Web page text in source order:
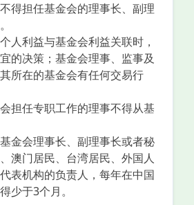
得担任基金会的理事长、副理
个人利益与基金会利益关联时，
的决策；基金会理事、监事及
所在的基金会有任何交易行
金会担任专职工作的理事不得从基
任基金会理事长、副理事长或者秘
澳门居民、台湾居民、外国人
表机构的负责人，每年在中国
少于3个月。